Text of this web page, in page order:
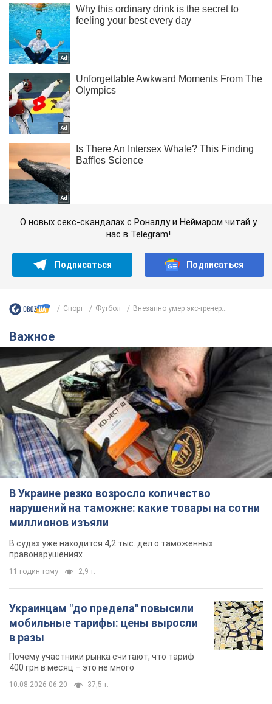
О новых секс-скандалах с Роналду и Неймаром читай у
нас в Telegram!
Подписаться Подписаться
Спорт Футбол Внезапно умер экс-тренер...
Важное
В Украине резко возросло количество
нарушений на таможне: какие товары на сотни
миллионов изъяли
В судах уже находится 4,2 тыс. дел о таможенных
правонарушениях
11 годин тому 2,9 т.
Украинцам "до предела" повысили
мобильные тарифы: цены выросли
в разы
Почему участники рынка считают, что тариф
400 грн в месяц – это не много
10.08.2026 06:20 37,5 т.